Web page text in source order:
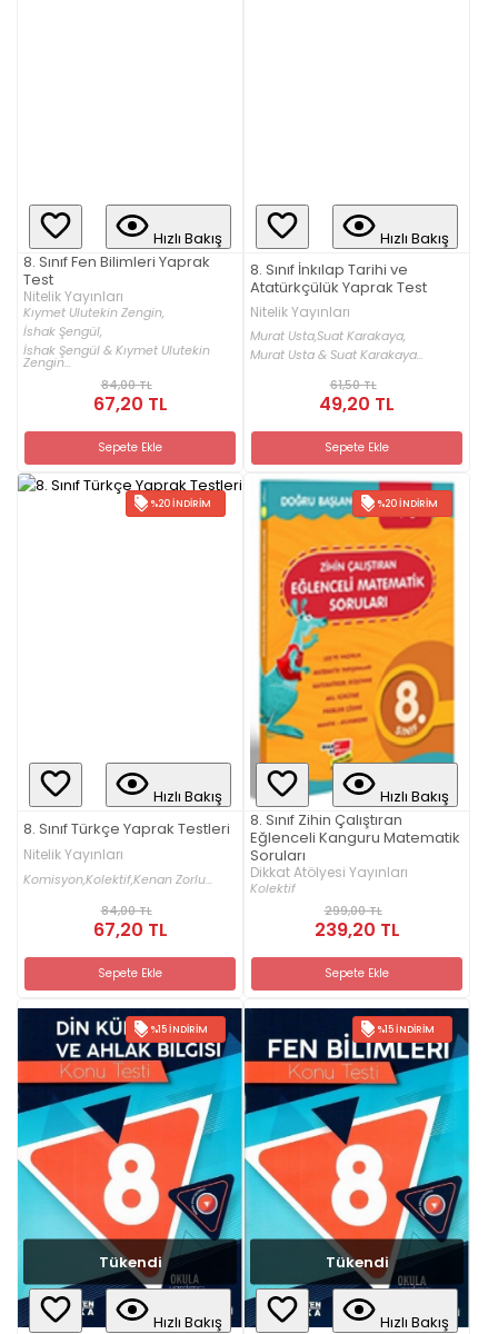
Hızlı Bakış
8. Sınıf Fen Bilimleri Yaprak
Test
Nitelik Yayınları
Kıymet Ulutekin Zengin,
İshak Şengül,
İshak Şengül & Kıymet Ulutekin
Zengin...
84,00 TL
67,20 TL
Sepete Ekle
Hızlı Bakış
8. Sınıf İnkılap Tarihi ve
Atatürkçülük Yaprak Test
Nitelik Yayınları
Murat Usta,Suat Karakaya,
Murat Usta & Suat Karakaya...
61,50 TL
49,20 TL
Sepete Ekle
%20 İNDIRIM
Hızlı Bakış
8. Sınıf Türkçe Yaprak Testleri
Nitelik Yayınları
Komisyon,Kolektif,Kenan Zorlu...
84,00 TL
67,20 TL
Sepete Ekle
%20 İNDIRIM
Hızlı Bakış
8. Sınıf Zihin Çalıştıran
Eğlenceli Kanguru Matematik
Soruları
Dikkat Atölyesi Yayınları
Kolektif
299,00 TL
239,20 TL
Sepete Ekle
%15 İNDIRIM
Tükendi
Hızlı Bakış
%15 İNDIRIM
Tükendi
Hızlı Bakış